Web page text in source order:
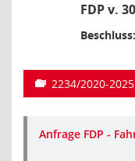
FDP v.
Beschluss:
2234/2020-2025
Anfrage FDP -